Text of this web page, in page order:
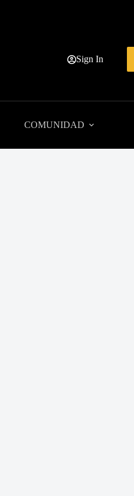
Sign In
COMUNIDAD